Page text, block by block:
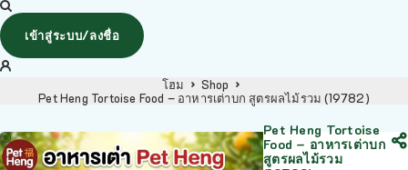
เข้าสู่ระบบ/ลงชื่อ
โฮม
Shop
Pet Heng Tortoise Food – อาหารเต่าบก สูตรผลไม้รวม (19782)
Pet Heng Tortoise
Food – อาหารเต่าบก
สูตรผลไม้รวม